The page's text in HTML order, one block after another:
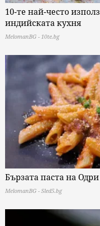
10-те най-често
индийската кухня
MelomanBG - 10te.bg
Бързата паста на
MelomanBG - Sled5.bg